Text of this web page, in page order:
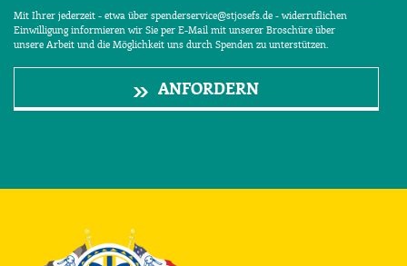
Mit Ihrer jederzeit - etwa über spenderservice@stjosefs.de - widerruflichen
Einwilligung informieren wir Sie per E-Mail mit unserer Broschüre über
unsere Arbeit und die Möglichkeit uns durch Spenden zu unterstützen.
ANFORDERN